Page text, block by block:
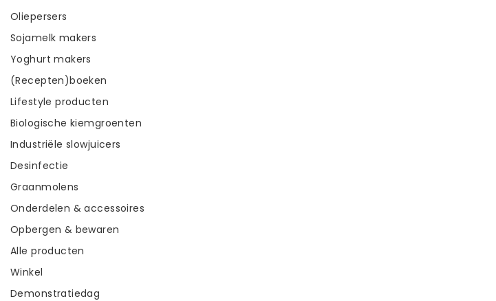
Oliepersers
Sojamelk makers
Yoghurt makers
(Recepten)boeken
Lifestyle producten
Biologische kiemgroenten
Industriële slowjuicers
Desinfectie
Graanmolens
Onderdelen & accessoires
Opbergen & bewaren
Alle producten
Winkel
Demonstratiedag